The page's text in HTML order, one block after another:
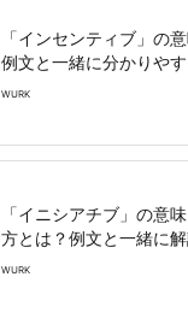
「インセンティブ」の
例文と一緒に分かりやす
WURK
「イニシアチブ」の意
方とは？例文と一緒に解
WURK